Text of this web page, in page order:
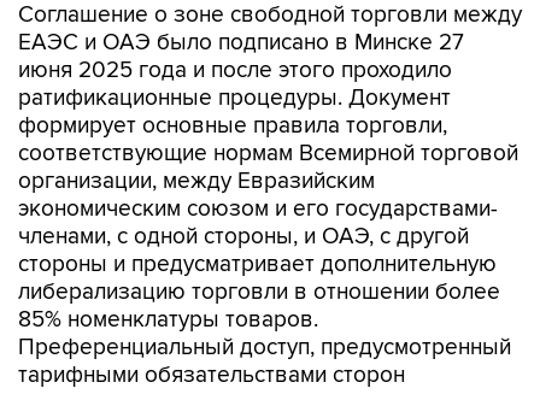
Соглашение о зоне свободной торговли между
ЕАЭС и ОАЭ было подписано в Минске 27
июня 2025 года и после этого проходило
ратификационные процедуры. Документ
формирует основные правила торговли,
соответствующие нормам Всемирной торговой
организации, между Евразийским
экономическим союзом и его государствами-
членами, с одной стороны, и ОАЭ, с другой
стороны и предусматривает дополнительную
либерализацию торговли в отношении более
85% номенклатуры товаров.
Преференциальный доступ, предусмотренный
тарифными обязательствами сторон